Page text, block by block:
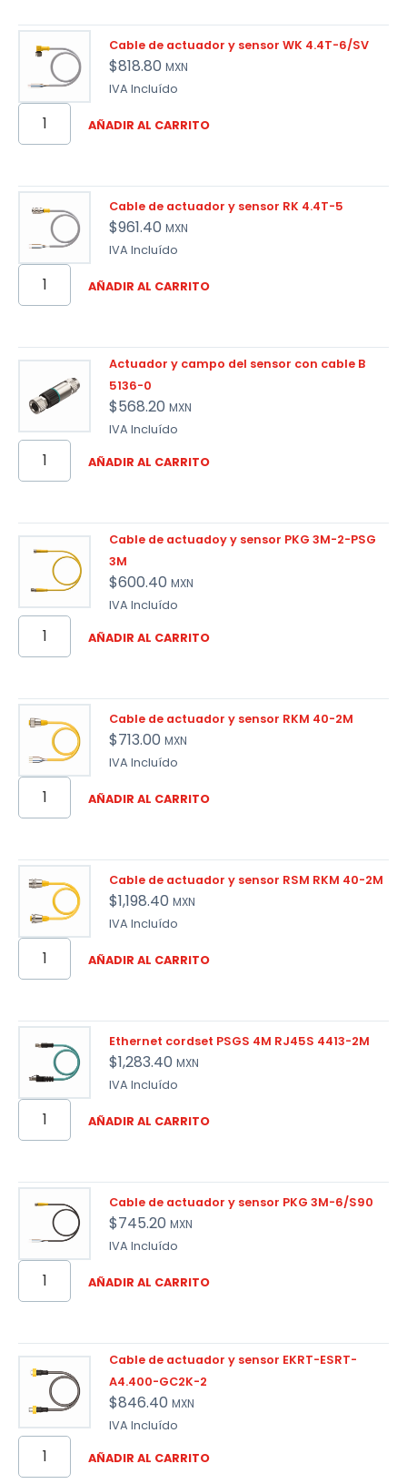
Cable de actuador y sensor WK 4.4T-6/SV
$818.80 MXN
IVA Incluído
AÑADIR AL CARRITO
Cable de actuador y sensor RK 4.4T-5
$961.40 MXN
IVA Incluído
AÑADIR AL CARRITO
Actuador y campo del sensor con cable B
5136-0
$568.20 MXN
IVA Incluído
AÑADIR AL CARRITO
Cable de actuadoy y sensor PKG 3M-2-PSG
3M
$600.40 MXN
IVA Incluído
AÑADIR AL CARRITO
Cable de actuador y sensor RKM 40-2M
$713.00 MXN
IVA Incluído
AÑADIR AL CARRITO
Cable de actuador y sensor RSM RKM 40-2M
$1,198.40 MXN
IVA Incluído
AÑADIR AL CARRITO
Ethernet cordset PSGS 4M RJ45S 4413-2M
$1,283.40 MXN
IVA Incluído
AÑADIR AL CARRITO
Cable de actuador y sensor PKG 3M-6/S90
$745.20 MXN
IVA Incluído
AÑADIR AL CARRITO
Cable de actuador y sensor EKRT-ESRT-
A4.400-GC2K-2
$846.40 MXN
IVA Incluído
AÑADIR AL CARRITO